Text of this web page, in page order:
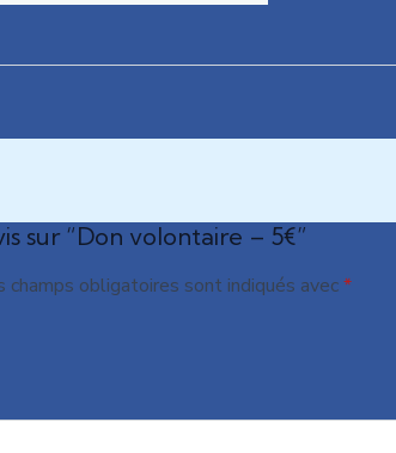
sur “Don volontaire – 5€”
champs obligatoires sont indiqués avec*